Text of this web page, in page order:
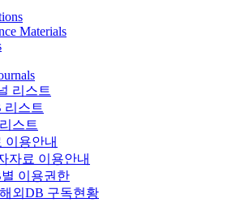
Materials
리스트
리스트
스트
이용안내
자료 이용안내
이용권한
외DB 구독현황